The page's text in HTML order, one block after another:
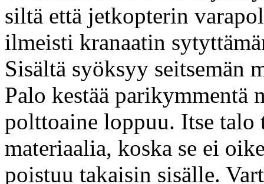
siltä että jetkopterin
ilmeisti kranaatin
Sisältä syöksyy seitsemän
Palo kestää parikymmentä
polttoaine loppuu. Itse talo
materiaalia, koska se ei
poistuu takaisin sisälle.